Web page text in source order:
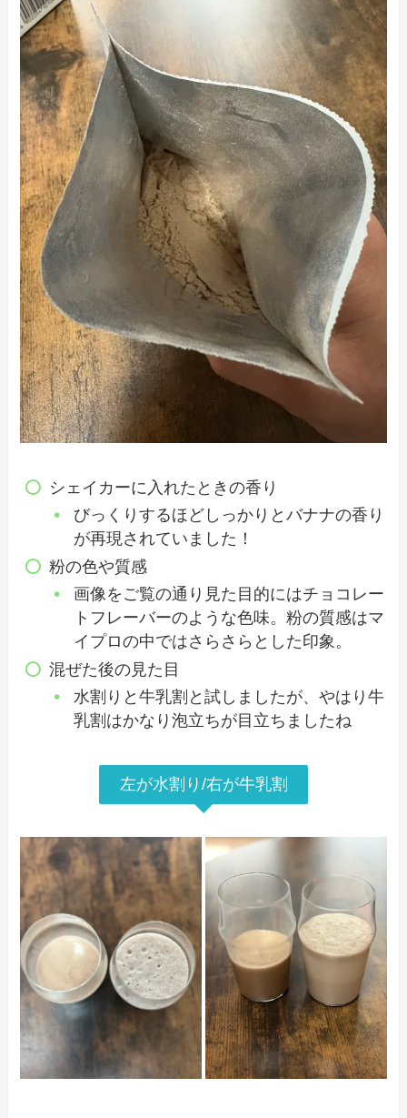
シェイカーに入れたときの香り
びっくりするほどしっかりとバナナの香り
が再現されていました！
粉の色や質感
画像をご覧の通り見た目的にはチョコレー
トフレーバーのような色味。粉の質感はマ
イプロの中ではさらさらとした印象。
混ぜた後の見た目
水割りと牛乳割と試しましたが、やはり牛
乳割はかなり泡立ちが目立ちましたね
左が水割り/右が牛乳割